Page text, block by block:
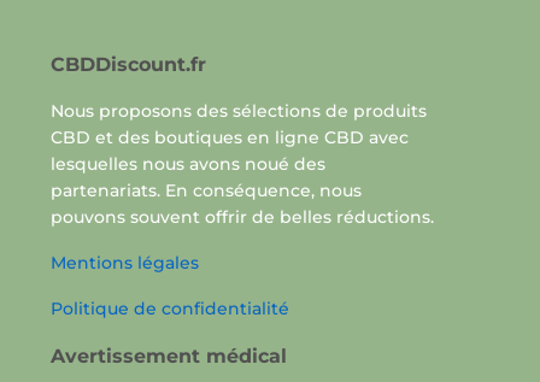
CBDDiscount.fr
Nous proposons des sélections de produits
CBD et des boutiques en ligne CBD avec
lesquelles nous avons noué des
partenariats. En conséquence, nous
pouvons souvent offrir de belles réductions.
Mentions légales
Politique de confidentialité
Avertissement médical